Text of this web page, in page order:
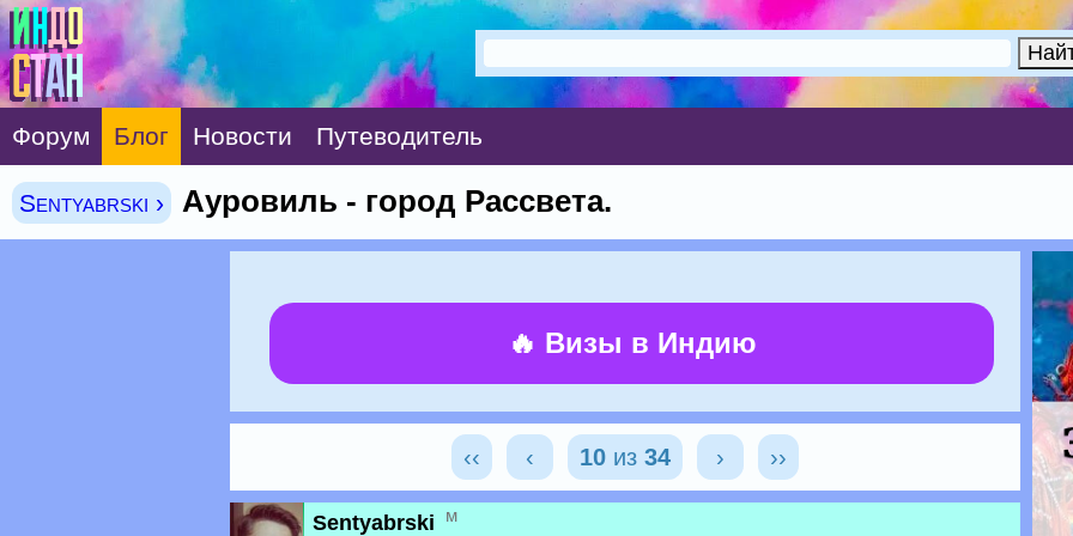
Форум Блог Новости Путеводитель
Sentyabrski › Ауровиль - город Рассвета.
🔥 Визы в Индию
‹‹ ‹ 10 из 34 › ››
Sentyabrski м